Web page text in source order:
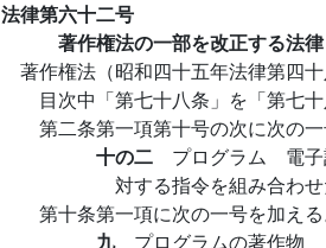
法律第六十二号
著作権法の一部を改正する法律
著作権法（昭和四十五年法律第四
目次中「第七十八条」を「第七十
第二条第一項第十号の次に次の一
十の二 プログラム 電子
対する指令を組み合わ
第十条第一項に次の一号を加える
九 プログラムの著作物